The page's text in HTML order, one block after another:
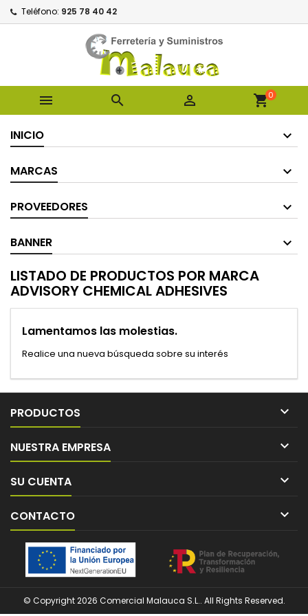
Teléfono: 925 78 40 42
   shopping_cart0
INICIO
MARCAS
PROVEEDORES
BANNER
LISTADO DE PRODUCTOS POR MARCA
ADVISORY CHEMICAL ADHESIVES
Lamentamos las molestias.
Realice una nueva búsqueda sobre su interés
PRODUCTOS 
NUESTRA EMPRESA 
SU CUENTA 
CONTACTO 
© Copyright 2026 Comercial Malauca S.L.. All Rights Reserved.